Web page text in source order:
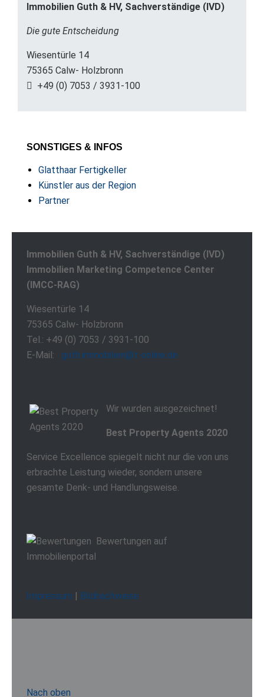
Immobilien Guth & HV, Sachverständige (IVD)
Die gute Entscheidung
Wiesentürle 14
75365 Calw- Holzbronn
+49 (0) 7053 / 3931-100
SONSTIGES & INFOS
Glatthaar Fertigkeller
Künstler aus der Region
Partner
Immobilien Guth & HV, Sachverständige (IVD)
Immobilien Marketing Competence Center
(IMCC-RAG)
Wiesentürle 14
75365 Calw- Holzbronn
Tel.: +49 (0) 7053 / 3931-100
E-Mail: guth.immobilien@t-online.de
Wir wurden ausgezeichnet!
Best Property Agents 2020
Service Excellence spiegelt nicht nur die von uns
erbrachte Leistung wieder, sondern unsere
gesamte Denk- und Handlungsweise.
Bewertungen auf
Immobilienportal
Impressum | Bildnachweise
Nach oben